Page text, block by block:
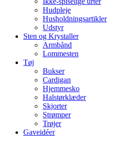
Hudpleje
Husholdningsartikler
Udstyr
Sten og Krystaller
Armbånd
Lommesten
Tøj
Bukser
Cardigan
Hjemmesko
Halstørklæder
Skjorter
Strømper
Trøjer
Gaveidéer